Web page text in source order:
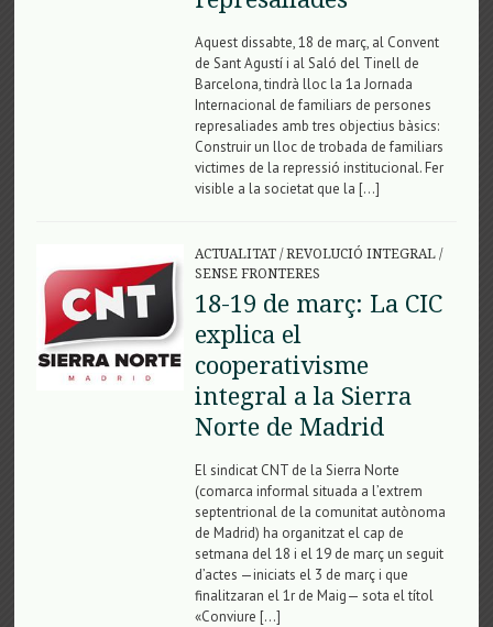
Aquest dissabte, 18 de març, al Convent
de Sant Agustí i al Saló del Tinell de
Barcelona, tindrà lloc la 1a Jornada
Internacional de familiars de persones
represaliades amb tres objectius bàsics:
Construir un lloc de trobada de familiars
victimes de la repressió institucional. Fer
visible a la societat que la […]
ACTUALITAT/REVOLUCIÓ INTEGRAL/
SENSE FRONTERES
18-19 de març: La CIC
explica el
cooperativisme
integral a la Sierra
Norte de Madrid
El sindicat CNT de la Sierra Norte
(comarca informal situada a l’extrem
septentrional de la comunitat autònoma
de Madrid) ha organitzat el cap de
setmana del 18 i el 19 de març un seguit
d’actes —iniciats el 3 de març i que
finalitzaran el 1r de Maig— sota el títol
«Conviure […]